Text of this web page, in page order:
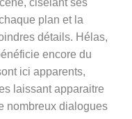
plan et la
détails. Hélas,
encore du
ici apparents,
laissant apparaitre
nombreux dialogues